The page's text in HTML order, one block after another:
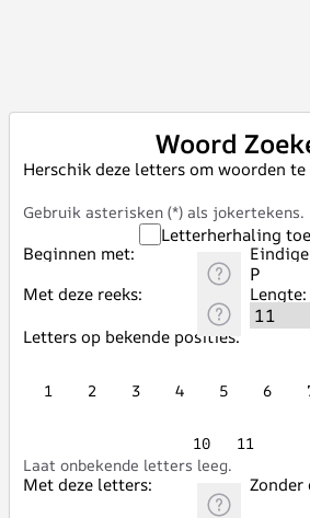
Woord
Herschik deze letters om woorden te
Gebruik asterisken (*) als jokertekens.
Letterherhaling
Beginnen met:
Met deze reeks:
Lengte:
Letters op bekende posities:
1 2 3 4 5 6
10
11
Laat onbekende letters leeg.
Met deze letters:
Zonder